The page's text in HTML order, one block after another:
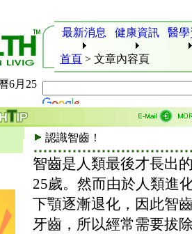
最新消息 健康資訊 醫
首頁 > 文章內容頁
6月25
認識智齒！
智齒是人類最後才長出
25歲。然而由於人類進
下顎逐漸退化，因此智
牙齒，所以經常需要拔